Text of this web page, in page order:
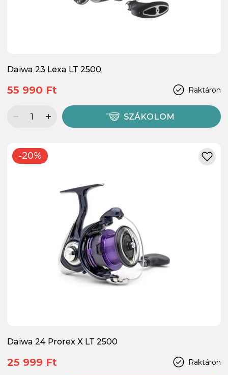
Daiwa 23 Lexa LT 2500
Raktáron
55 990 Ft
SZÁKOLOM
-20%
Daiwa 24 Prorex X LT 2500
Raktáron
25 999 Ft